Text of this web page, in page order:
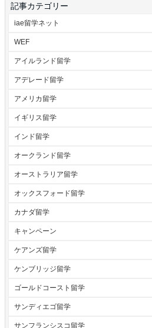
記事カテゴリー
iae留学ネット
WEF
アイルランド留学
アデレード留学
アメリカ留学
イギリス留学
インド留学
オークランド留学
オーストラリア留学
オックスフォード留学
カナダ留学
キャンペーン
ケアンズ留学
ケンブリッジ留学
ゴールドコースト留学
サンディエゴ留学
サンフランシスコ留学